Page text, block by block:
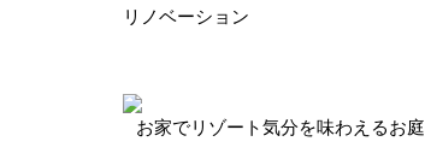
リノベーション
お家でリゾート気分を味わえるお庭